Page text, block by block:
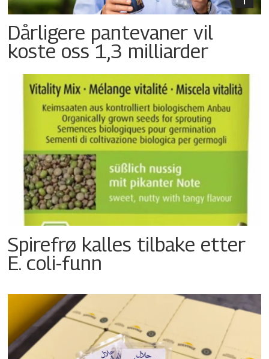
Dårligere pantevaner vil
koste oss 1,3 milliarder
Spirefrø kalles tilbake etter
E. coli-funn